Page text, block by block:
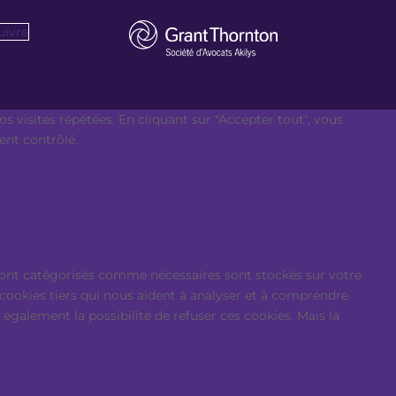
visites répétées. En cliquant sur "Accepter tout", vous
contrôlé.
catégorisés comme nécessaires sont stockés sur votre
tiers qui nous aident à analyser et à comprendre
la possibilité de refuser ces cookies. Mais la